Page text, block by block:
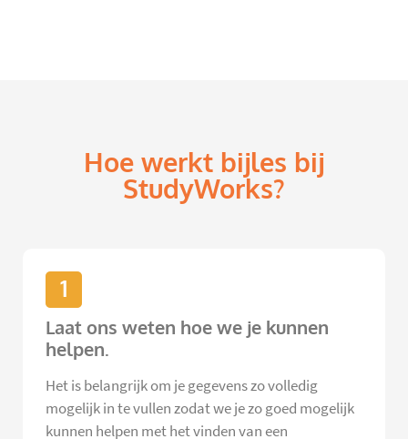
Hoe werkt bijles bij
StudyWorks?
1
Laat ons weten hoe we je kunnen
helpen.
Het is belangrijk om je gegevens zo volledig
mogelijk in te vullen zodat we je zo goed mogelijk
kunnen helpen met het vinden van een